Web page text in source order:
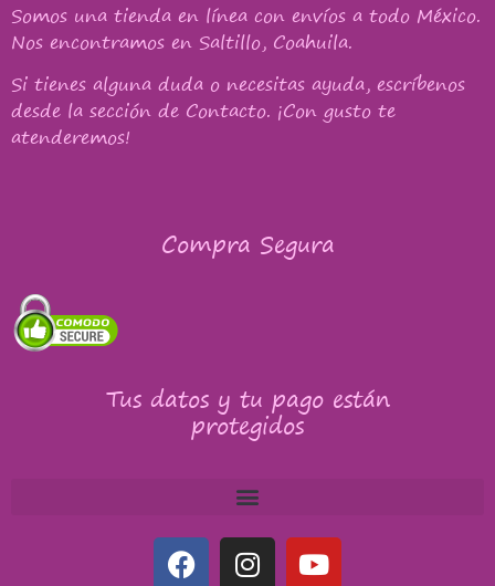
Somos una tienda en línea con envíos a todo México.
Nos encontramos en Saltillo, Coahuila.
Si tienes alguna duda o necesitas ayuda, escríbenos
desde la sección de Contacto. ¡Con gusto te
atenderemos!
Compra Segura
Tus datos y tu pago están
protegidos